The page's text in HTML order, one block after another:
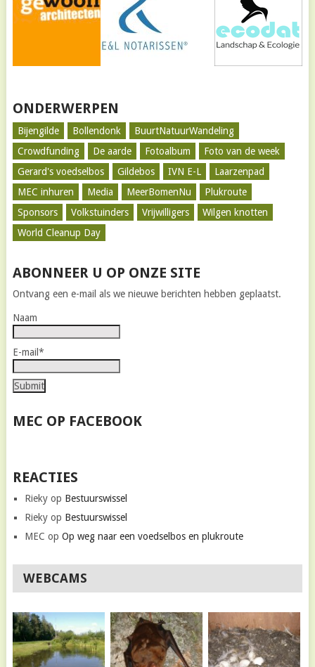
ONDERWERPEN
Bijengilde Bollendonk
BuurtNatuurWandeling
Crowdfunding
De aarde Fotoalbum
Foto van de week
Gerard's voedselbos
Gildebos IVN E-L
Laarzenpad
MEC inhuren
Media MeerBomenNu
Plukroute
Sponsors
Volkstuinders Vrijwilligers
Wilgen knotten
World Cleanup Day
ABONNEER U OP ONZE SITE
Ontvang een e-mail als we nieuwe berichten hebben geplaatst.
Naam
E-mail*
MEC OP FACEBOOK
REACTIES
Riekyop Bestuurswissel
Riekyop Bestuurswissel
MEC op Op weg naar een voedselbos en plukroute
WEBCAMS